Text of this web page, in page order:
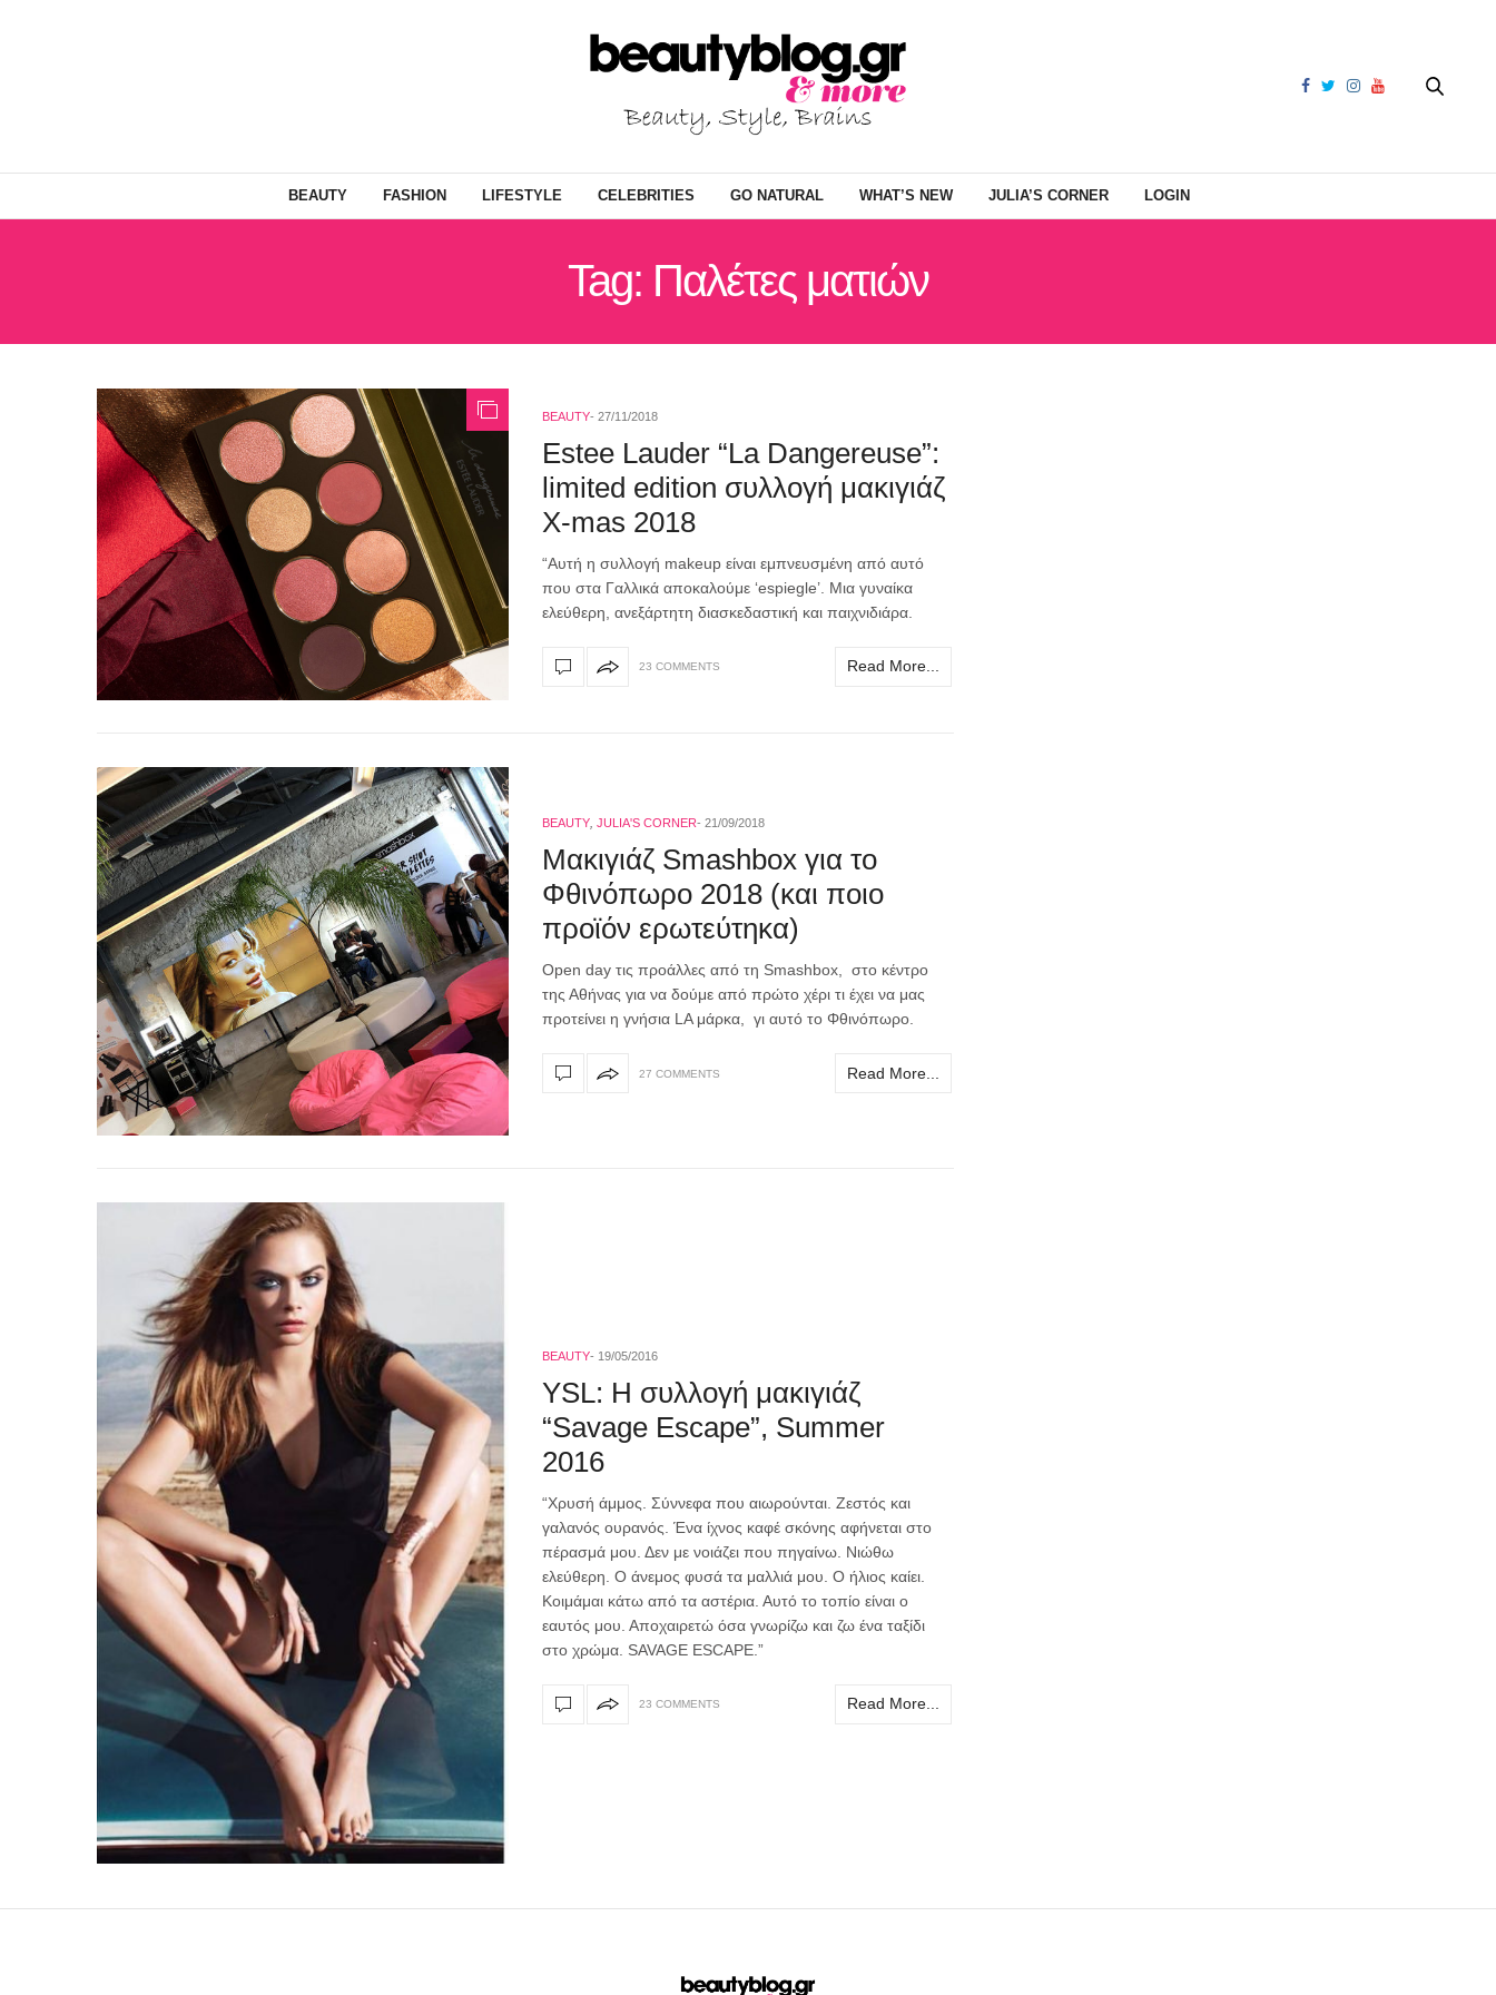
BEAUTY FASHION LIFESTYLE CELEBRITIES GO NATURAL WHAT’S NEW JULIA’S CORNER LOGIN
Tag: Παλέτες ματιών
BEAUTY 27/11/2018
Estee Lauder “La Dangereuse”:
limited edition συλλογή μακιγιάζ
X-mas 2018
“Αυτή η συλλογή makeup είναι εμπνευσμένη από αυτό
που στα Γαλλικά αποκαλούμε ‘espiegle’. Μια γυναίκα
ελεύθερη, ανεξάρτητη διασκεδαστική και παιχνιδιάρα.
23 COMMENTS Read More...
BEAUTY JULIA'S CORNER 21/09/2018
Μακιγιάζ Smashbox για το
Φθινόπωρο 2018 (και ποιο
προϊόν ερωτεύτηκα)
Open day τις προάλλες από τη Smashbox, στο κέντρο
της Αθήνας για να δούμε από πρώτο χέρι τι έχει να μας
προτείνει η γνήσια LA μάρκα, γι αυτό το Φθινόπωρο.
27 COMMENTS Read More...
BEAUTY 19/05/2016
YSL: Η συλλογή μακιγιάζ
“Savage Escape”, Summer
2016
“Χρυσή άμμος. Σύννεφα που αιωρούνται. Ζεστός και
γαλανός ουρανός. Ένα ίχνος καφέ σκόνης αφήνεται στο
πέρασμά μου. Δεν με νοιάζει που πηγαίνω. Νιώθω
ελεύθερη. Ο άνεμος φυσά τα μαλλιά μου. Ο ήλιος καίει.
Κοιμάμαι κάτω από τα αστέρια. Αυτό το τοπίο είναι ο
εαυτός μου. Αποχαιρετώ όσα γνωρίζω και ζω ένα ταξίδι
στο χρώμα. SAVAGE ESCAPE.”
23 COMMENTS Read More...